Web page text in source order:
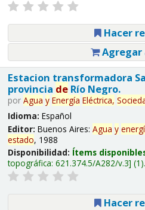
Hacer
Agregar
Estacion transformadora
provincia deRío Negro.
por Agua y Energía Eléctrica,
Idioma: Español
Editor: Buenos Aires: Agua y
estado, 1988
Disponibilidad: Ítems
topográfica: 621.374.5/A282/v.3 (1).
Hacer